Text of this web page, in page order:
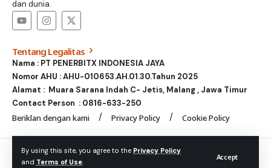
By using this site, you agree to the Privacy Policy
and Terms of Use.
Accept
dan dunia.
Tentang Legalitas
Nama : PT PENERBITX INDONESIA JAYA
Nomor AHU : AHU-010653.AH.01.30.Tahun 2025
Alamat : Muara Sarana Indah C- Jetis, Malang , Jawa Timur
Contact Person : 0816-633-250
Beriklan dengan kami Privacy Policy Cookie Policy
© Foxiz News Network. Ruby Design Company. All Rights